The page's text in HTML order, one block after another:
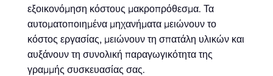
εξοικονόμηση κόστους μακροπρόθεσμα. Τα
αυτοματοποιημένα μηχανήματα μειώνουν το
κόστος εργασίας, μειώνουν τη σπατάλη υλικών και
αυξάνουν τη συνολική παραγωγικότητα της
γραμμής συσκευασίας σας.